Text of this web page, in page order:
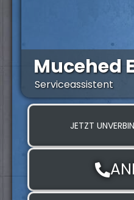
Mucehed
Serviceassistent
JETZT